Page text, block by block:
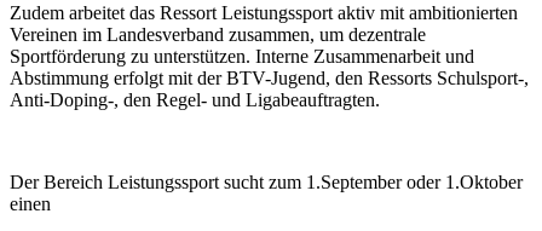
Zudem arbeitet das Ressort Leistungssport aktiv mit ambitionierten
Vereinen im Landesverband zusammen, um dezentrale
Sportförderung zu unterstützen. Interne Zusammenarbeit und
Abstimmung erfolgt mit der BTV-Jugend, den Ressorts Schulsport-,
Anti-Doping-, den Regel- und Ligabeauftragten.
Der Bereich Leistungssport sucht zum 1.September oder 1.Oktober
einen